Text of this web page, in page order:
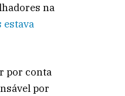
na
estava
por conta
por